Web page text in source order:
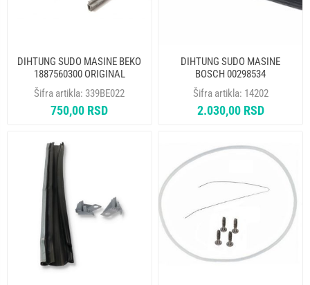
DIHTUNG SUDO MASINE BEKO
1887560300 ORIGINAL
Šifra artikla: 339BE022
750,00 RSD
DIHTUNG SUDO MASINE
BOSCH 00298534
Šifra artikla: 14202
2.030,00 RSD